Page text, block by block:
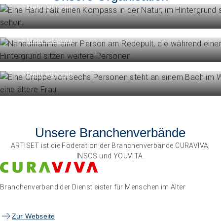
Mehr erfahren
Engagement
Politik und Positionen
Mehr erfahren
Organisation
Die Föderation im Überblick
Mehr erfahren
Unsere Branchenverbände
ARTISET ist die Föderation der Branchenverbände CURAVIVA,
INSOS und YOUVITA.
Branchenverband der Dienstleister für Menschen im Alter
Zur Webseite